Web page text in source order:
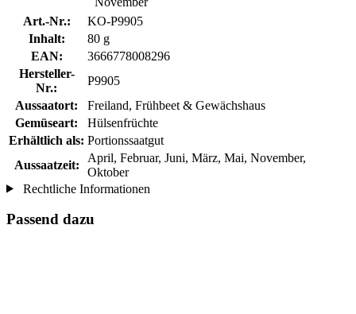
Art.-Nr.:
KO-P9905
Inhalt:
80 g
EAN:
3666778008296
Hersteller-
Nr.:
P9905
Aussaatort:
Freiland, Frühbeet & Gewächshaus
Gemüseart:
Hülsenfrüchte
Erhältlich als: Portionssaatgut
Aussaatzeit:
April, Februar, Juni, März, Mai, November,
Oktober
Rechtliche Informationen
Passend dazu